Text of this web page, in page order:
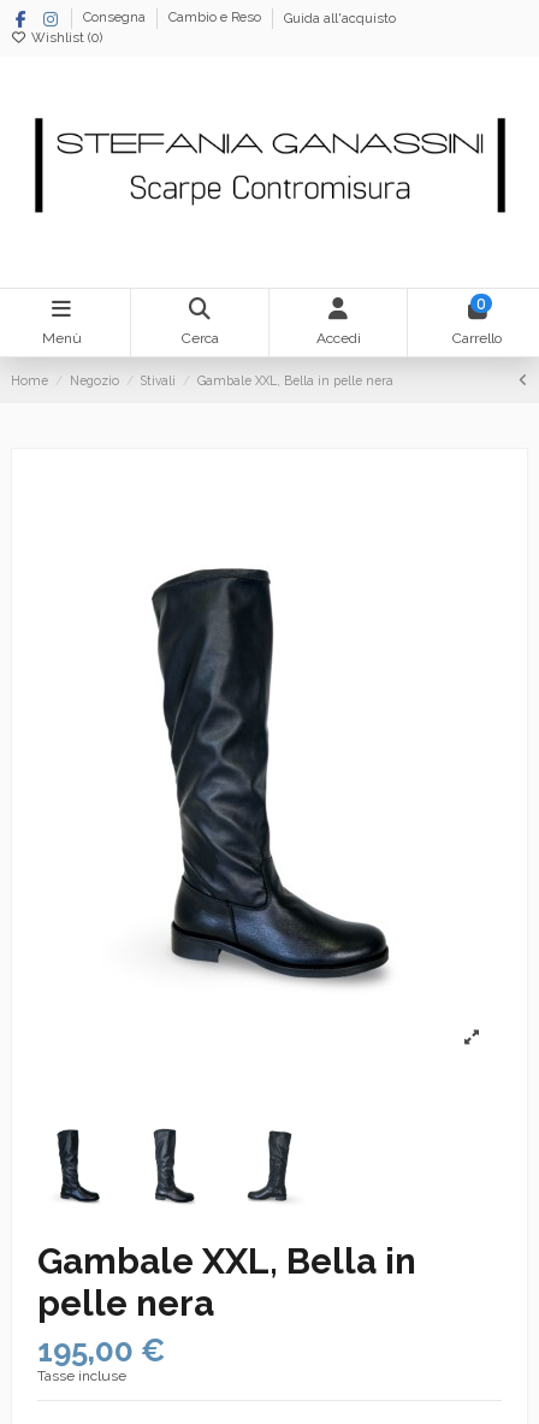
Consegna Cambio e Reso
Guida all'acquisto
Wishlist (0)
Menù Cerca Accedi
0
Carrello
Home Negozio Stivali Gambale XXL, Bella in pelle nera
Gambale XXL, Bella in
pelle nera
195,00 €
Tasse incluse